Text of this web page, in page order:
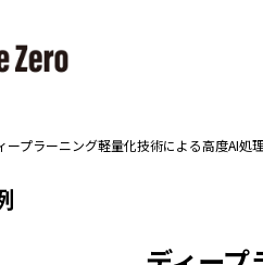
ープラーニング軽量化技術による高度AI処